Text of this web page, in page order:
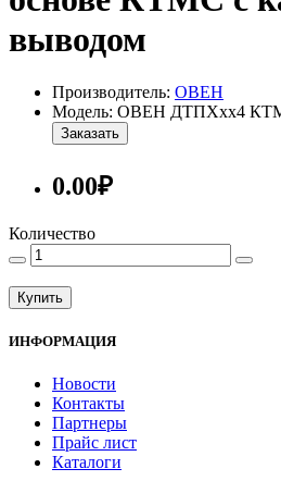
выводом
Производитель: ОВЕН
Модель: ОВЕН ДТПХхх4
Заказать
0.00₽
Количество
Купить
ИНФОРМАЦИЯ
Новости
Контакты
Партнеры
Прайс лист
Каталоги